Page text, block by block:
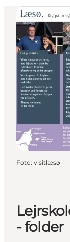
Foto: visitlæsø
- folder